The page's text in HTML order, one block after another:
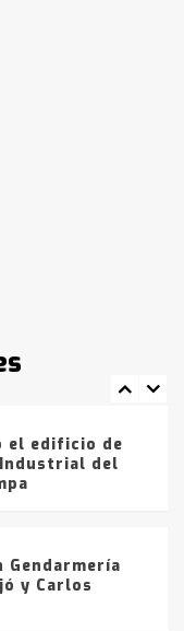
hasta Axion
Bahía
vendrá
en gran parte
en la
el edificio de
del
Gendarmería
y Carlos